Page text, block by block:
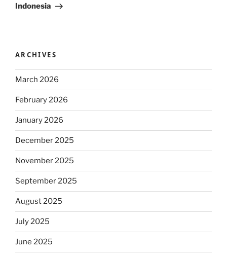
Indonesia
ARCHIVES
March 2026
February 2026
January 2026
December 2025
November 2025
September 2025
August 2025
July 2025
June 2025